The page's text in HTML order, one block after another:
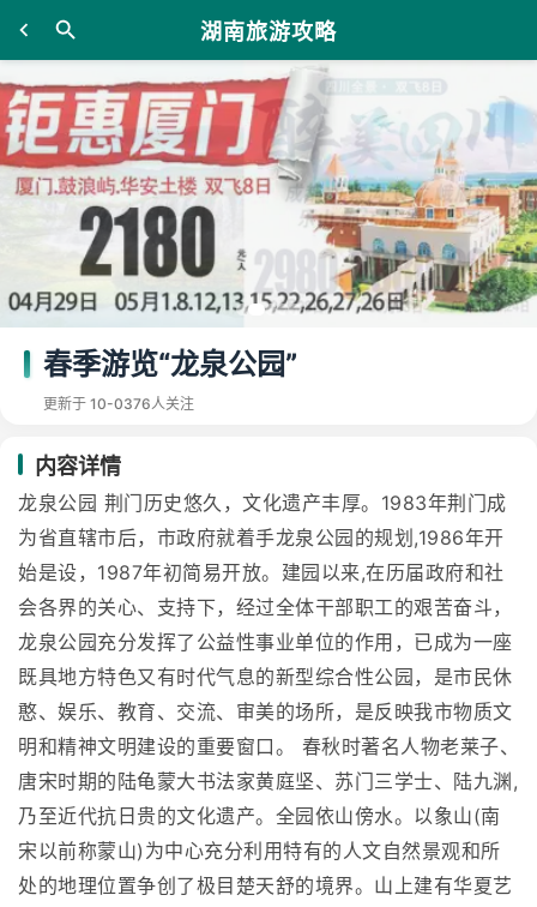
湖南旅游攻略
春季游览“龙泉公园”
更新于 10-0376人关注
内容详情
龙泉公园 荆门历史悠久，文化遗产丰厚。1983年荆门成
为省直辖市后，市政府就着手龙泉公园的规划,1986年开
始是设，1987年初简易开放。建园以来,在历届政府和社
会各界的关心、支持下，经过全体干部职工的艰苦奋斗，
龙泉公园充分发挥了公益性事业单位的作用，已成为一座
既具地方特色又有时代气息的新型综合性公园，是市民休
憨、娱乐、教育、交流、审美的场所，是反映我市物质文
明和精神文明建设的重要窗口。 春秋时著名人物老莱子、
唐宋时期的陆龟蒙大书法家黄庭坚、苏门三学士、陆九渊,
乃至近代抗日贵的文化遗产。全园依山傍水。以象山(南
宋以前称蒙山)为中心充分利用特有的人文自然景观和所
处的地理位置争创了极目楚天舒的境界。山上建有华夏艺